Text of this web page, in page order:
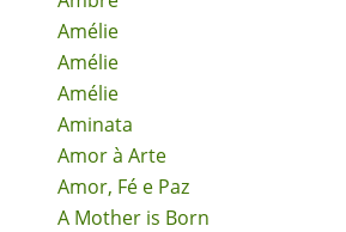
Amélie
Amélie
Amélie
Aminata
Amor à Arte
Amor, Fé e Paz
A Mother is Born